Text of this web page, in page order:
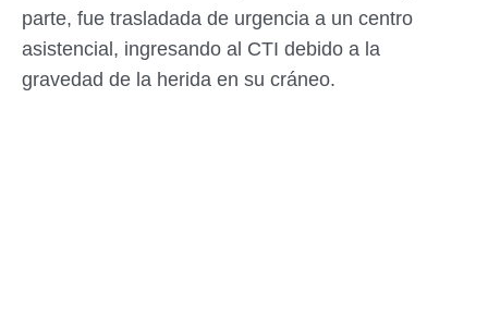
parte, fue trasladada de urgencia a un centro
asistencial, ingresando al CTI debido a la
gravedad de la herida en su cráneo.